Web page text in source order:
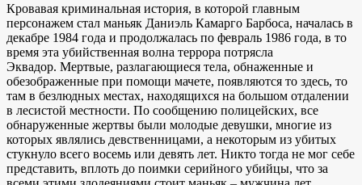
Кровавая криминальная история, в которой главным
персонажем стал маньяк Даниэль Камарго Барбоса, началась в
декабре 1984 года и продолжалась по февраль 1986 года, в то
время эта убийственная волна террора потрясла
Эквадор. Мертвые, разлагающиеся тела, обнаженные и
обезображенные при помощи мачете, появляются то здесь, то
там в безлюдных местах, находящихся на большом отдалении
в лесистой местности. По сообщению полицейских, все
обнаруженные жертвы были молодые девушки, многие из
которых являлись девственницами, а некоторым из убитых
стукнуло всего восемь или девять лет. Никто тогда не мог себе
представить, вплоть до поимки серийного убийцы, что за